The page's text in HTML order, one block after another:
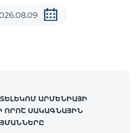
ԱՐՄԵՆԻԱՅԻ
ՈՐՈՇ ՍԱԿԱԳՆԱՅԻՆ